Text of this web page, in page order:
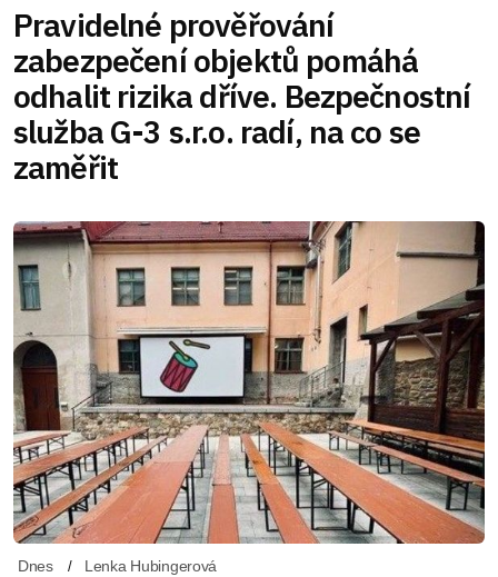
Pravidelné prověřování
zabezpečení objektů pomáhá
odhalit rizika dříve. Bezpečnostní
služba G-3 s.r.o. radí, na co se
zaměřit
Dnes Lenka Hubingerová